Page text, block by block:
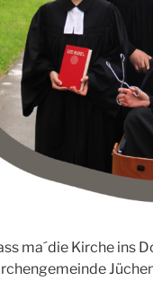
ma´die Kirche ins